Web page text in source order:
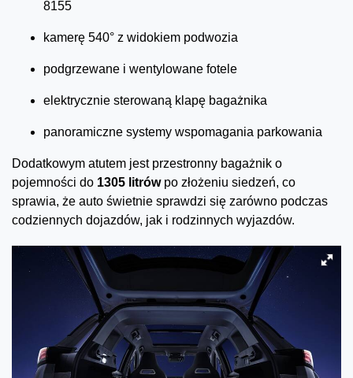
8155
kamerę 540° z widokiem podwozia
podgrzewane i wentylowane fotele
elektrycznie sterowaną klapę bagażnika
panoramiczne systemy wspomagania parkowania
Dodatkowym atutem jest przestronny bagażnik o
pojemności do 1305 litrówpo złożeniu siedzeń, co
sprawia, że auto świetnie sprawdzi się zarówno podczas
codziennych dojazdów, jak i rodzinnych wyjazdów.